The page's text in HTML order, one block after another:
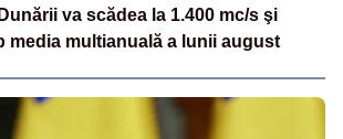
va scădea la 1.400 mc/s şi
media multianuală a lunii august